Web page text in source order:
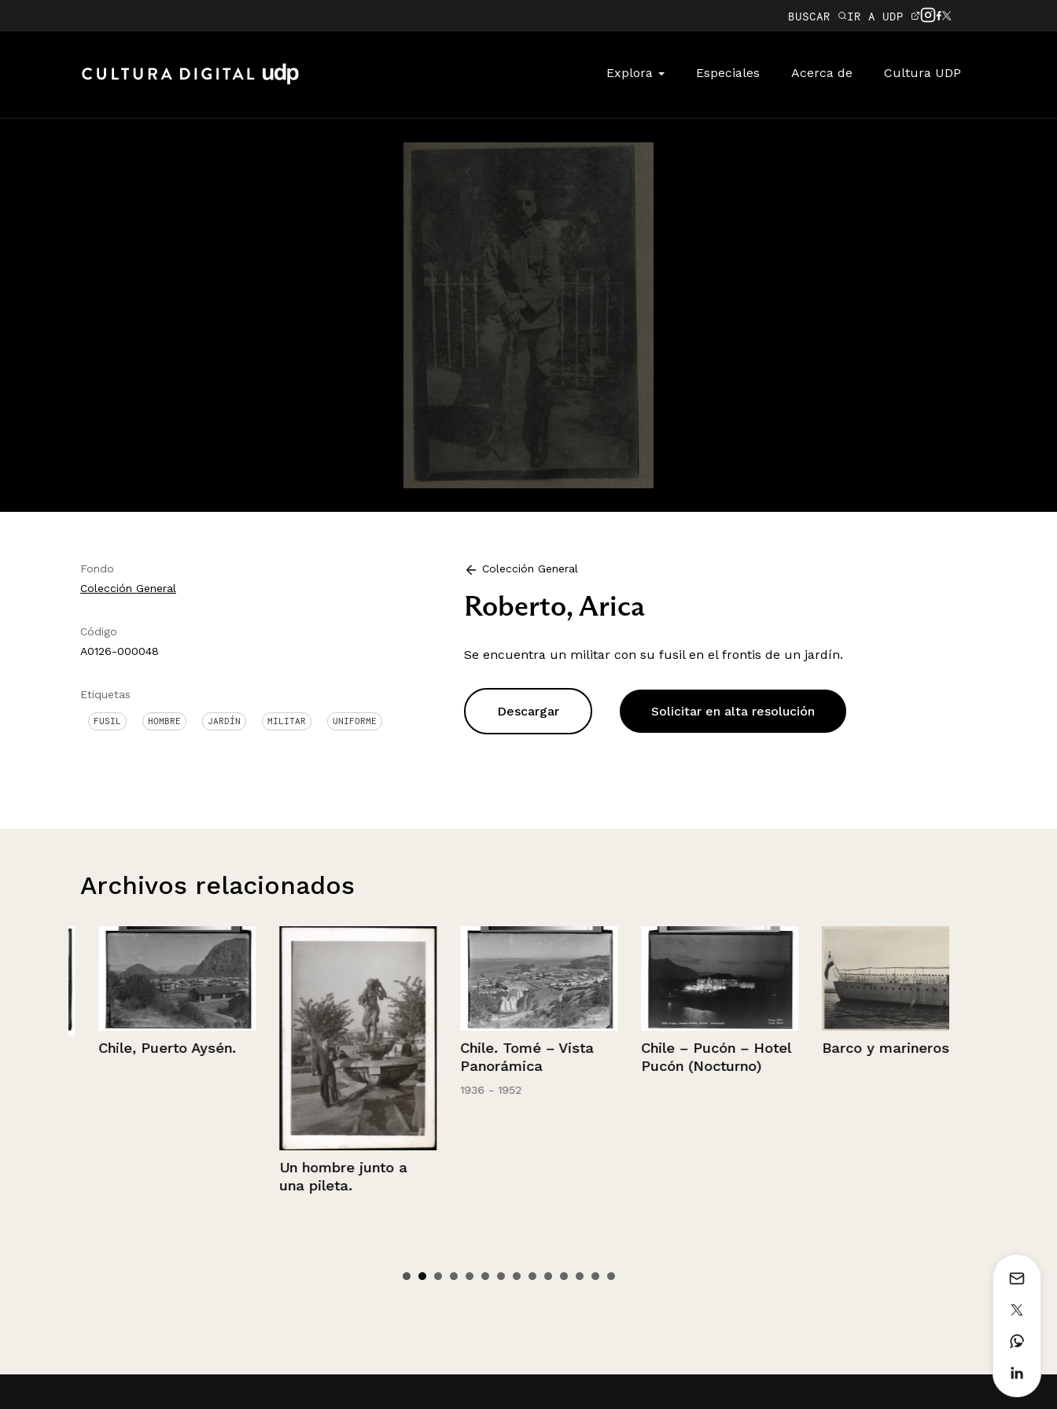
BUSCAR IR A UDP
Explora Especiales Acerca de Cultura UDP
Fondo
Colección General
Código
A0126-000048
Etiquetas
FUSIL HOMBRE JARDÍN MILITAR UNIFORME
Colección General
Roberto, Arica
Se encuentra un militar con su fusil en el frontis de un jardín.
Descargar Solicitar en alta resolución
Archivos relacionados
Chile, Puerto Aysén.
Un hombre junto a
una pileta.
Chile. Tomé – Vista
Panorámica
1936 - 1952
Chile – Pucón – Hotel
Pucón (Nocturno)
Barco y marineros.